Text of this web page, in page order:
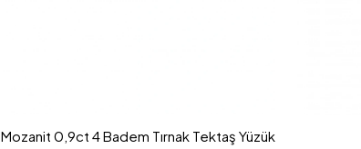
Mozanit 0,9ct 4 Badem Tırnak Tektaş Yüzük